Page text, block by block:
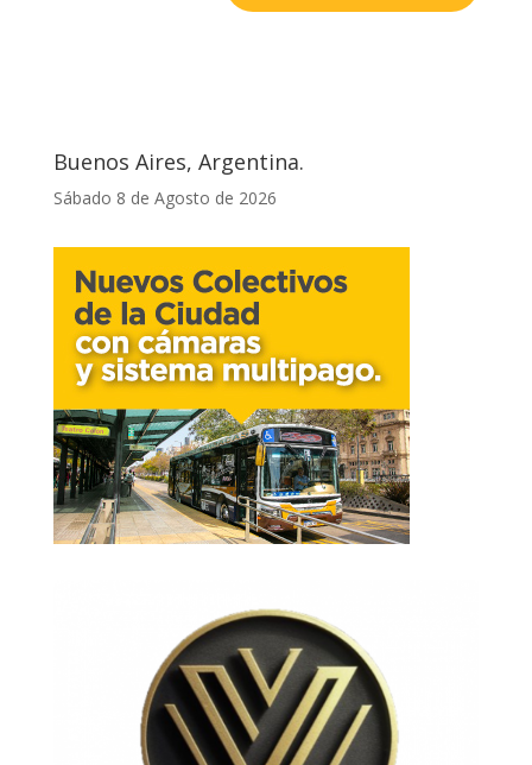
Buenos Aires, Argentina.
Sábado 8 de Agosto de 2026